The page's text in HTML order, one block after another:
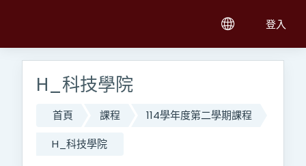
登入
H_科技學院
首頁 課程
114學年度第二學期課程
H_科技學院